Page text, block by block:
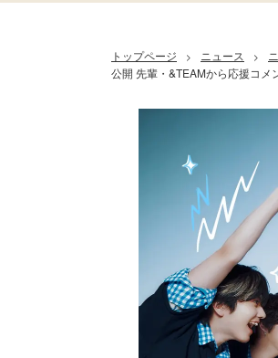
トップページ > ニュース >
公開 先輩・&TEAMから応援コメ